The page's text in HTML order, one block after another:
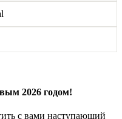
2026 годом!
с вами наступающий